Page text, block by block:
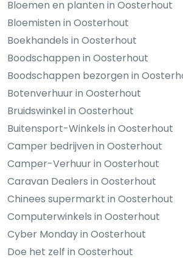
Bloemen en planten in Oosterhout
Bloemisten in Oosterhout
Boekhandels in Oosterhout
Boodschappen in Oosterhout
Boodschappen bezorgen in
Botenverhuur in Oosterhout
Bruidswinkel in Oosterhout
Buitensport-Winkels in Oosterhout
Camper bedrijven in Oosterhout
Camper-Verhuur in Oosterhout
Caravan Dealers in Oosterhout
Chinees supermarkt in Oosterhout
Computerwinkels in Oosterhout
Cyber Monday in Oosterhout
Doe het zelf in Oosterhout